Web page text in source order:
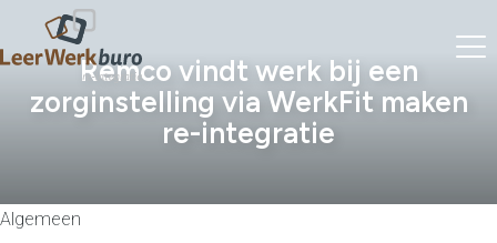
Remco vindt werk bij een
zorginstelling via WerkFit maken
re-integratie
Algemeen